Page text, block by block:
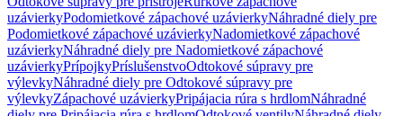
uzávierkyPodomietkové zápachové uzávierkyNáhradné diely pre
Podomietkové zápachové uzávierkyNadomietkové zápachové
uzávierkyNáhradné diely pre Nadomietkové zápachové
uzávierkyPrípojkyPríslušenstvoOdtokové súpravy pre
výlevkyNáhradné diely pre Odtokové súpravy pre
výlevkyZápachové uzávierkyPripájacia rúra s hrdlomNáhradné